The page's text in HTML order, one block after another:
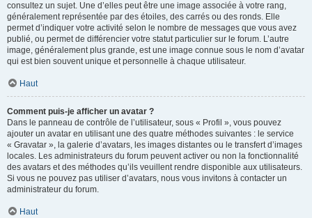
consultez un sujet. Une d’elles peut être une image associée à votre rang,
généralement représentée par des étoiles, des carrés ou des ronds. Elle
permet d’indiquer votre activité selon le nombre de messages que vous avez
publié, ou permet de différencier votre statut particulier sur le forum. L’autre
image, généralement plus grande, est une image connue sous le nom d’avatar
qui est bien souvent unique et personnelle à chaque utilisateur.
Haut
Comment puis-je afficher un avatar ?
Dans le panneau de contrôle de l’utilisateur, sous « Profil », vous pouvez
ajouter un avatar en utilisant une des quatre méthodes suivantes : le service
« Gravatar », la galerie d’avatars, les images distantes ou le transfert d’images
locales. Les administrateurs du forum peuvent activer ou non la fonctionnalité
des avatars et des méthodes qu’ils veuillent rendre disponible aux utilisateurs.
Si vous ne pouvez pas utiliser d’avatars, nous vous invitons à contacter un
administrateur du forum.
Haut